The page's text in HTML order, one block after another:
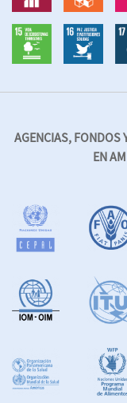
AGENCIAS, FONDOS
EN